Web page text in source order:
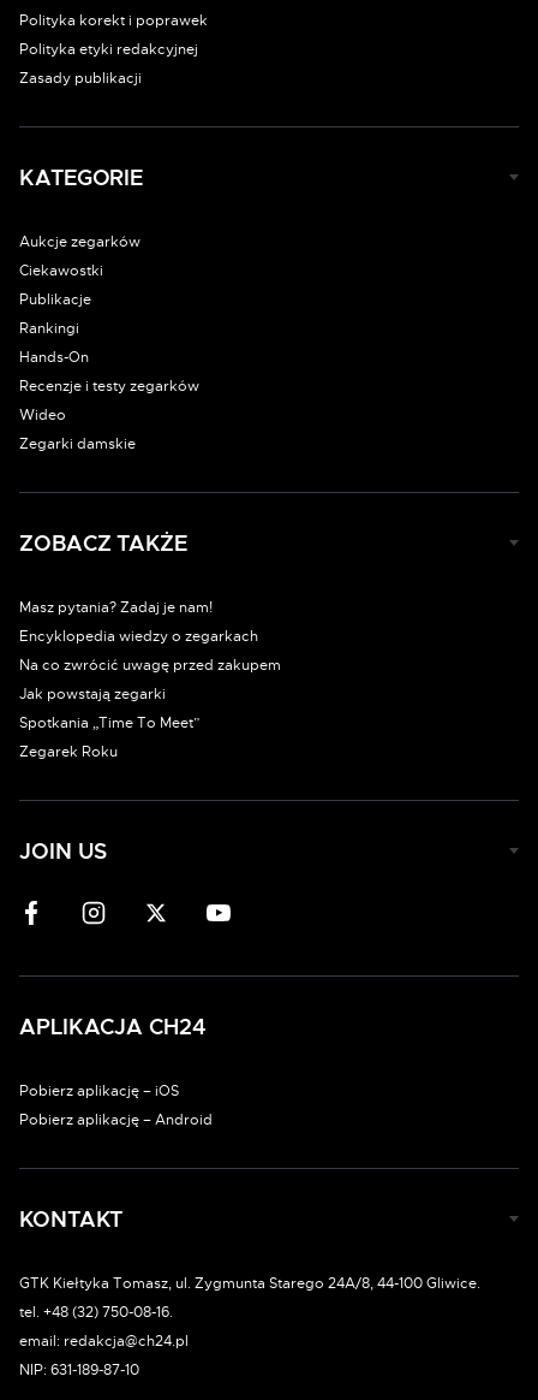
Polityka korekt i poprawek
Polityka etyki redakcyjnej
Zasady publikacji
KATEGORIE
Aukcje zegarków
Ciekawostki
Publikacje
Rankingi
Hands-On
Recenzje i testy zegarków
Wideo
Zegarki damskie
ZOBACZ TAKŻE
Masz pytania? Zadaj je nam!
Encyklopedia wiedzy o zegarkach
Na co zwrócić uwagę przed zakupem
Jak powstają zegarki
Spotkania „Time To Meet”
Zegarek Roku
JOIN US
APLIKACJA CH24
Pobierz aplikację – iOS
Pobierz aplikację – Android
KONTAKT
GTK Kiełtyka Tomasz, ul. Zygmunta Starego 24A/8, 44-100 Gliwice.
tel. +48 (32) 750-08-16.
email: redakcja@ch24.pl
NIP: 631-189-87-10